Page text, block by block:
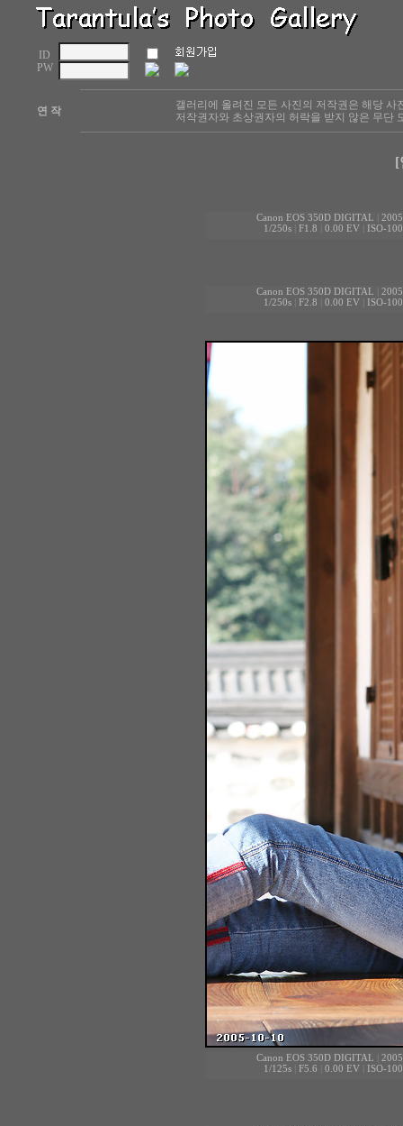
ID
PW
연 작
갤러리에 올려진 모든 사진의 저작권은 해당
저작권자와 초상권자의 허락을 받지 않은 무단
[
Canon EOS 350D DIGITAL
1/250s| F1.8 0.00 EV| ISO-100
Canon EOS 350D DIGITAL
1/250s| F2.8 0.00 EV| ISO-100
Canon EOS 350D DIGITAL
1/125s| F5.6 0.00 EV| ISO-100